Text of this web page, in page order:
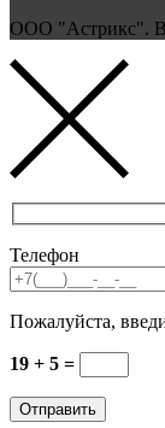
ООО "Астрикс".
Телефон
Пожалуйста,
19 + 5 =